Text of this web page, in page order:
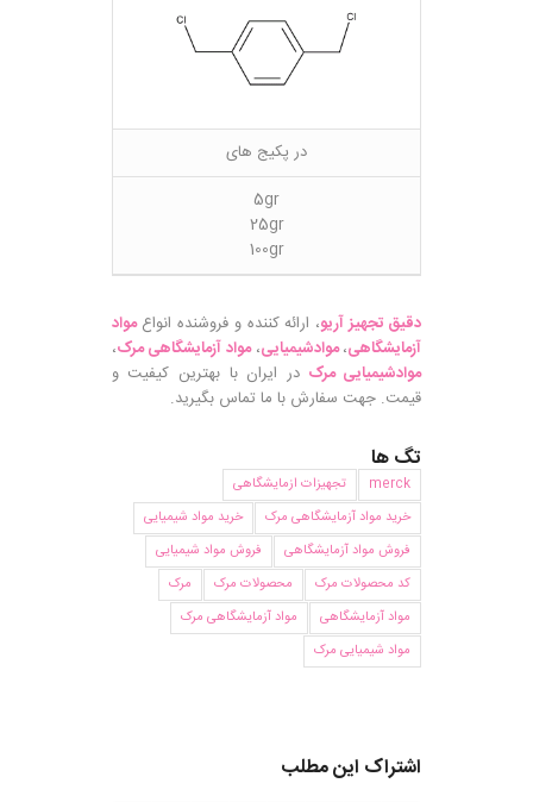
در پکیج های
5gr
25gr
100gr
دقیق تجهیز آریو، ارائه کننده و فروشنده انواعمواد
آزمایشگاهی،موادشیمیایی،مواد آزمایشگاهی مرک،
موادشیمیایی مرک در ایران با بهترین کیفیت و
قیمت. جهت سفارش با ما تماس بگیرید.
تگ ها
merck
تجهیزات ازمایشگاهی
خرید مواد آزمایشگاهی مرک
خرید مواد شیمیایی
فروش مواد آزمایشگاهی
فروش مواد شیمیایی
کد محصولات مرک
محصولات مرک
مرک
مواد آزمایشگاهی
مواد آزمایشگاهی مرک
مواد شیمیایی مرک
اشتراک این مطلب